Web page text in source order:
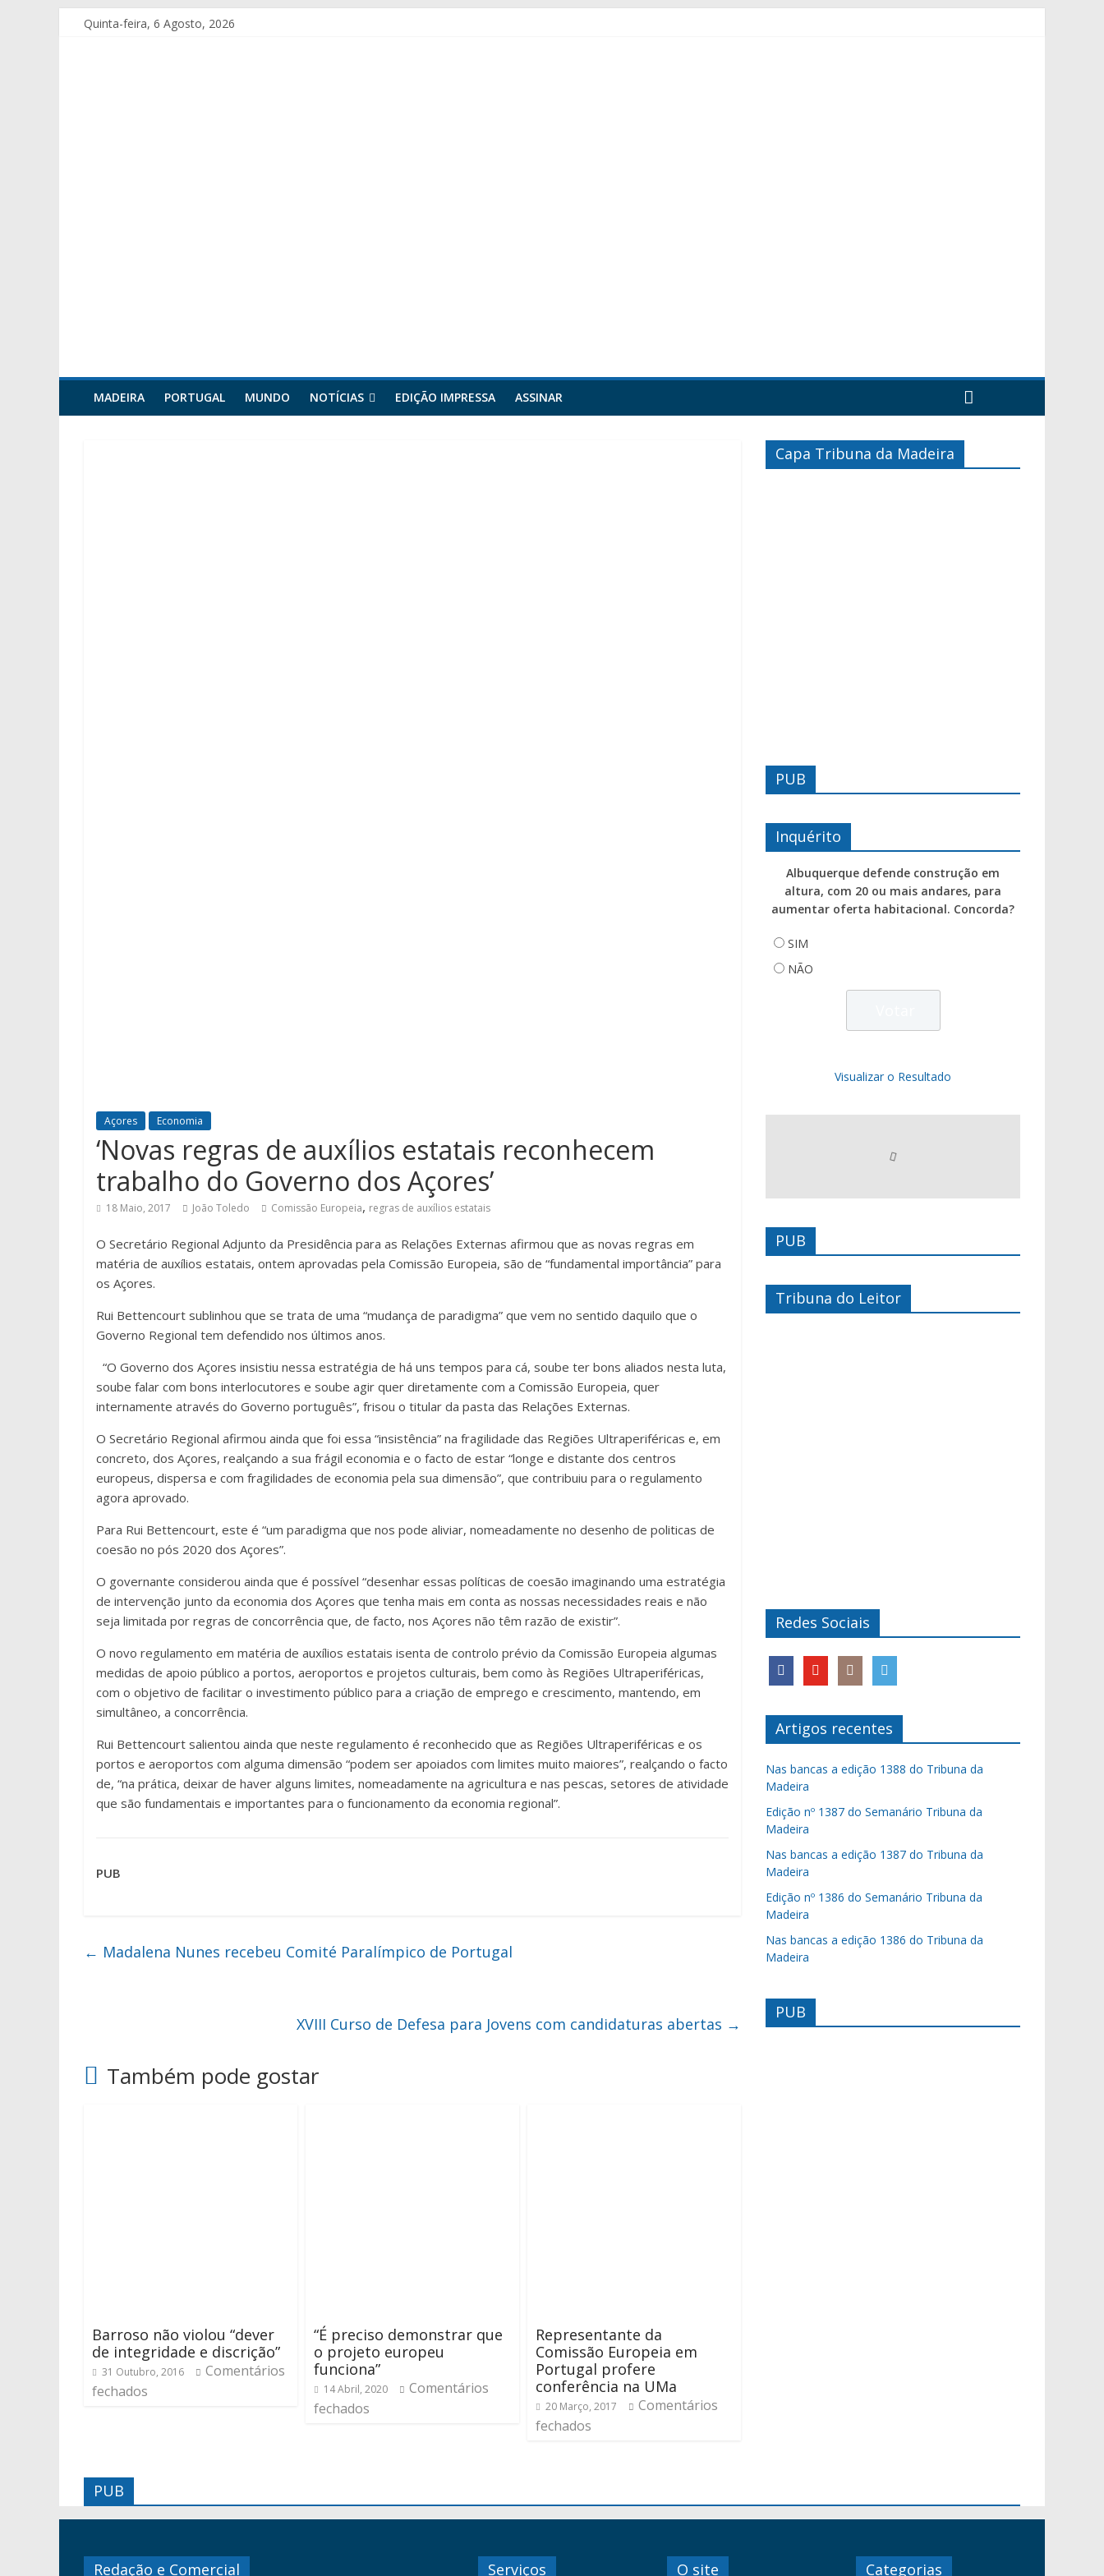
Quinta-feira, 6 Agosto, 2026
MADEIRA PORTUGAL MUNDO NOTÍCIAS EDIÇÃO IMPRESSA ASSINAR
Açores Economia
‘Novas regras de auxílios estatais reconhecem
trabalho do Governo dos Açores’
18 Maio, 2017 João Toledo Comissão Europeia, regras de auxílios estatais
O Secretário Regional Adjunto da Presidência para as Relações Externas afirmou que as novas regras em
matéria de auxílios estatais, ontem aprovadas pela Comissão Europeia, são de “fundamental importância” para
os Açores.
Rui Bettencourt sublinhou que se trata de uma “mudança de paradigma” que vem no sentido daquilo que o
Governo Regional tem defendido nos últimos anos.
“O Governo dos Açores insistiu nessa estratégia de há uns tempos para cá, soube ter bons aliados nesta luta,
soube falar com bons interlocutores e soube agir quer diretamente com a Comissão Europeia, quer
internamente através do Governo português”, frisou o titular da pasta das Relações Externas.
O Secretário Regional afirmou ainda que foi essa “insistência” na fragilidade das Regiões Ultraperiféricas e, em
concreto, dos Açores, realçando a sua frágil economia e o facto de estar “longe e distante dos centros
europeus, dispersa e com fragilidades de economia pela sua dimensão”, que contribuiu para o regulamento
agora aprovado.
Para Rui Bettencourt, este é “um paradigma que nos pode aliviar, nomeadamente no desenho de politicas de
coesão no pós 2020 dos Açores”.
O governante considerou ainda que é possível “desenhar essas políticas de coesão imaginando uma estratégia
de intervenção junto da economia dos Açores que tenha mais em conta as nossas necessidades reais e não
seja limitada por regras de concorrência que, de facto, nos Açores não têm razão de existir”.
O novo regulamento em matéria de auxílios estatais isenta de controlo prévio da Comissão Europeia algumas
medidas de apoio público a portos, aeroportos e projetos culturais, bem como às Regiões Ultraperiféricas,
com o objetivo de facilitar o investimento público para a criação de emprego e crescimento, mantendo, em
simultâneo, a concorrência.
Rui Bettencourt salientou ainda que neste regulamento é reconhecido que as Regiões Ultraperiféricas e os
portos e aeroportos com alguma dimensão “podem ser apoiados com limites muito maiores”, realçando o facto
de, “na prática, deixar de haver alguns limites, nomeadamente na agricultura e nas pescas, setores de atividade
que são fundamentais e importantes para o funcionamento da economia regional”.
PUB
← Madalena Nunes recebeu Comité Paralímpico de Portugal
XVIII Curso de Defesa para Jovens com candidaturas abertas →
Também pode gostar
Barroso não violou “dever
de integridade e discrição”
31 Outubro, 2016
Comentários
fechados
“É preciso demonstrar que
o projeto europeu
funciona”
14 Abril, 2020
Comentários
fechados
Representante da
Comissão Europeia em
Portugal profere
conferência na UMa
20 Março, 2017
Comentários
fechados
Capa Tribuna da Madeira
PUB
Inquérito
Albuquerque defende construção em
altura, com 20 ou mais andares, para
aumentar oferta habitacional. Concorda?
SIM
NÃO
Visualizar o Resultado
PUB
Tribuna do Leitor
Redes Sociais
Artigos recentes
Nas bancas a edição 1388 do Tribuna da
Madeira
Edição nº 1387 do Semanário Tribuna da
Madeira
Nas bancas a edição 1387 do Tribuna da
Madeira
Edição nº 1386 do Semanário Tribuna da
Madeira
Nas bancas a edição 1386 do Tribuna da
Madeira
PUB
PUB
Redação e Comercial Serviços O site Categorias